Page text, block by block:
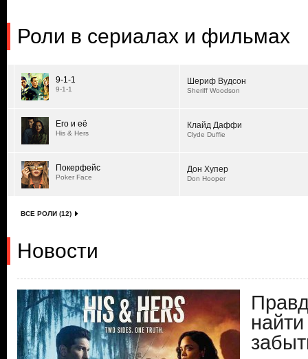
Роли в сериалах и фильмах
9-1-1
9-1-1
Шериф Вудсон
Sheriff Woodson
Его и её
His & Hers
Клайд Даффи
Clyde Duffie
Покерфейс
Poker Face
Дон Хупер
Don Hooper
ВСЕ РОЛИ (12)
Новости